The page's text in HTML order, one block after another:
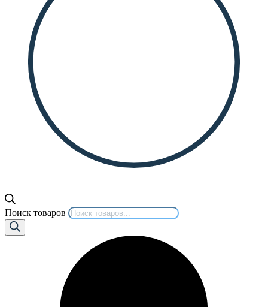
Поиск товаров